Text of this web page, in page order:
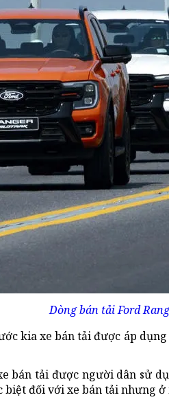
Dòng bán tải Ford
kia xe bán tải được áp
bán tải được người dân sử
biệt đối với xe bán tải nhưng ở